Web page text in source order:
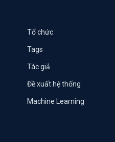
Tổ chức
Tags
Tác giả
Đề xuất hệ thống
Machine Learning